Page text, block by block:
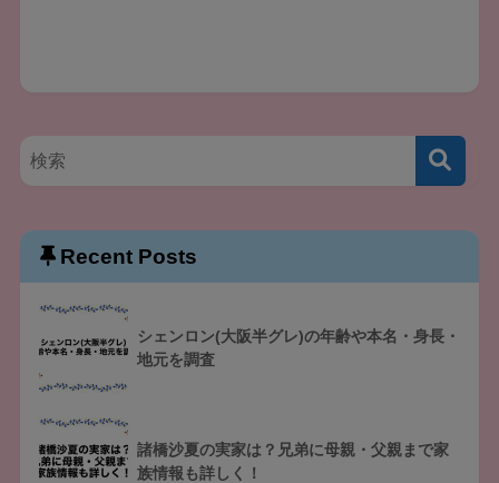
Recent Posts
シェンロン(大阪半グレ)の年齢や本名・身長・
地元を調査
諸橋沙夏の実家は？兄弟に母親・父親まで家
族情報も詳しく！